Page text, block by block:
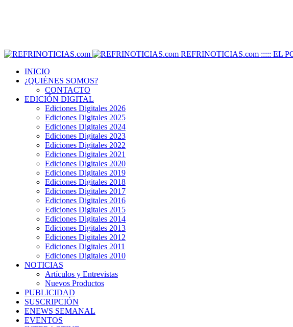
REFRINOTICIAS.com ::::: EL
INICIO
¿QUIÉNES SOMOS?
CONTACTO
EDICIÓN DIGITAL
Ediciones Digitales 2026
Ediciones Digitales 2025
Ediciones Digitales 2024
Ediciones Digitales 2023
Ediciones Digitales 2022
Ediciones Digitales 2021
Ediciones Digitales 2020
Ediciones Digitales 2019
Ediciones Digitales 2018
Ediciones Digitales 2017
Ediciones Digitales 2016
Ediciones Digitales 2015
Ediciones Digitales 2014
Ediciones Digitales 2013
Ediciones Digitales 2012
Ediciones Digitales 2011
Ediciones Digitales 2010
NOTICIAS
Artículos y Entrevistas
Nuevos Productos
PUBLICIDAD
SUSCRIPCIÓN
ENEWS SEMANAL
EVENTOS